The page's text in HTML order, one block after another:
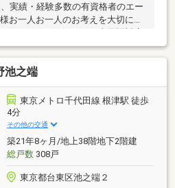
実績・経験多数の有資格者のエー
お一人お一人のお考えを大切にし
購入可能です■（諸費用もOK）
提携住宅ローン 下記が全て付帯
）(1) 【がん団体生命保険】(2)
代不要】【ガン100％保障団信】
※金融機関との提携で驚きの低金
した。
池之端
東京メトロ千代田線 根津駅 徒歩
4分
その他の交通
築21年8ヶ月/地上38階地下2階建
総戸数308戸
東京都台東区池之端２